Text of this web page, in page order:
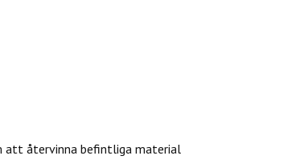
att återvinna befintliga material